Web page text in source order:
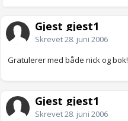
Gjest gjest1
Skrevet28. juni 2006
Gratulerer med både nick og bok!
Gjest gjest1
Skrevet28. juni 2006